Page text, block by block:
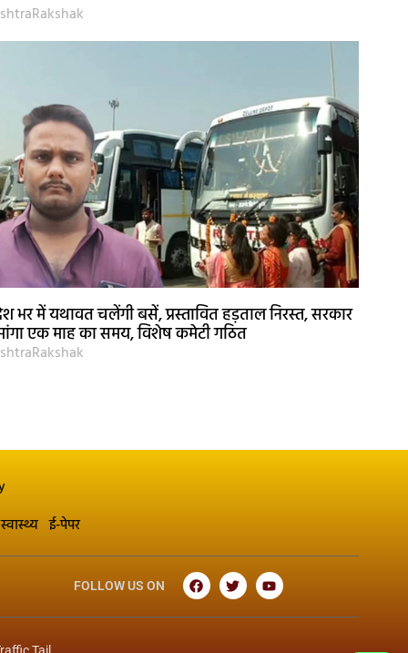
भर में यथावत चलेंगी बसें, प्रस्तावित हड़ताल निरस्त, सरकार
एक माह का समय, विशेष कमेटी गठित
स्वास्थ्य ई-पेपर
FOLLOW US ON